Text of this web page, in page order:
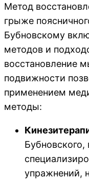
Метод
грыже
Бубновскому
методов и
восстановление
подвижности
применением
методы:
упражнений,